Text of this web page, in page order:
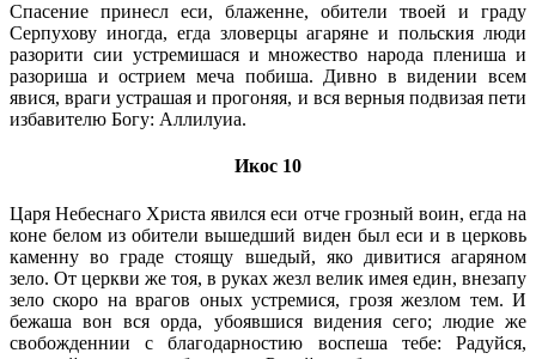
Спасение принесл еси, блаженне, обители твоей и граду
Серпухову иногда, егда зловерцы агаряне и польския люди
разорити сии устремишася и множество народа плениша и
разориша и острием меча побиша. Дивно в видении всем
явися, враги устрашая и прогоняя, и вся верныя подвизая пети
избавителю Богу: Аллилуиа.
Икос 10
Царя Небеснаго Христа явился еси отче грозный воин, егда на
коне белом из обители вышедший виден был еси и в церковь
каменну во граде стоящу вшедый, яко дивитися агаряном
зело. От церкви же тоя, в руках жезл велик имея един, внезапу
зело скоро на врагов оных устремися, грозя жезлом тем. И
бежаша вон вся орда, убоявшися видения сего; людие же
свобожденнии с благодарностию воспеша тебе: Радуйся,